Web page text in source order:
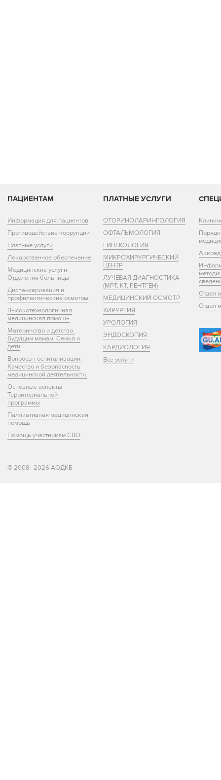
ПАЦИЕНТАМ
Информация для пациентов
Противодействие коррупции
Платные услуги
Лекарственное обеспечение
Медицинские услуги.
Отделения больницы
Диспансеризация и
профилактические осмотры
Высокотехнологичная
медицинская помощь
Материнство и детство.
Будущим мамам. Семья и
дети
Вопросы госпитализации.
Качество и безопасность
медицинской деятельности.
Основные аспекты
Территориальной
программы
Паллиативная медицинская
помощь
Помощь участникам СВО
ПЛАТНЫЕ УСЛУГИ
ОТОРИНОЛАРИНГОЛОГИЯ
ОФТАЛЬМОЛОГИЯ
ГИНЕКОЛОГИЯ
МИКРОХИРУРГИЧЕСКИЙ
ЦЕНТР
ЛУЧЕВАЯ ДИАГНОСТИКА
(МРТ, КТ, РЕНТГЕН)
МЕДИЦИНСКИЙ ОСМОТР
ХИРУРГИЯ
УРОЛОГИЯ
ЭНДОСКОПИЯ
КАРДИОЛОГИЯ
Все услуги
Отдел
Отдел
© 2008–2026 АОДКБ